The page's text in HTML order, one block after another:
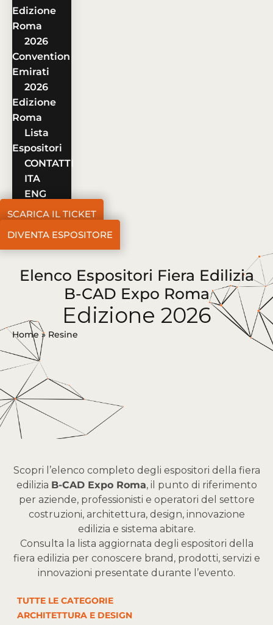
Edizione
Roma
2026
Convention
Emirati
2026
Edizione
Roma
Lista
Espositori
CONTATTI
ITA
ENG
SCARICA IL TICKET
DIVENTA ESPOSITORE
Elenco Espositori Fiera Edilizia
B-CAD Expo Roma
Edizione 2026
Home» Resine
Scopri l’elenco completo degli espositori della fiera
edilizia B-CAD Expo Roma, il punto di riferimento
per aziende, professionisti e operatori del settore
costruzioni, architettura, design, innovazione
edilizia e sistema abitare.
Consulta la lista aggiornata degli espositori della
fiera edilizia per conoscere brand, prodotti, servizi e
innovazioni presentate durante l’evento.
TUTTE LE CATEGORIE
ARCHITETTURA E DESIGN